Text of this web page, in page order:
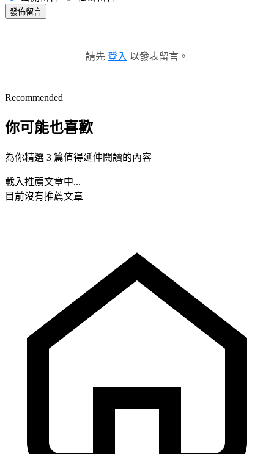
發佈留言
請先 登入 以發表留言。
Recommended
你可能也喜歡
為你精選 3 篇值得延伸閱讀的內容
載入推薦文章中...
目前沒有推薦文章